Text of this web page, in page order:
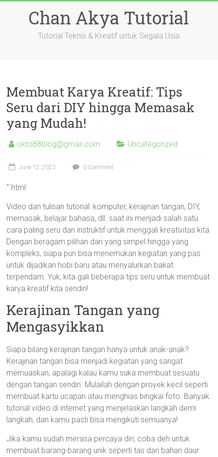
Chan Akya Tutorial
Tutorial Teknis & Kreatif untuk Segala Usia
Membuat Karya Kreatif: Tips
Seru dari DIY hingga Memasak
yang Mudah!
okto88blog@gmail.com Uncategorized
June 12, 2025 0 Comment
“`html
Video dan tulisan tutorial: komputer, kerajinan tangan, DIY,
memasak, belajar bahasa, dll. saat ini menjadi salah satu
cara paling seru dan instruktif untuk menggali kreativitas kita.
Dengan beragam pilihan dari yang simpel hingga yang
kompleks, siapa pun bisa menemukan kegiatan yang pas
untuk dijadikan hobi baru atau menyalurkan bakat
terpendam. Yuk, kita gali beberapa tips seru untuk membuat
karya kreatif kita sendiri!
Kerajinan Tangan yang
Mengasyikkan
Siapa bilang kerajinan tangan hanya untuk anak-anak?
Kerajinan tangan bisa menjadi kegiatan yang sangat
memuaskan, apalagi kalau kamu suka membuat sesuatu
dengan tangan sendiri. Mulailah dengan proyek kecil seperti
membuat kartu ucapan atau menghias bingkai foto. Banyak
tutorial video di internet yang menjelaskan langkah demi
langkah, dan kamu pasti bisa mengikuti semuanya!
Jika kamu sudah merasa percaya diri, coba deh untuk
membuat barang-barang unik seperti tas dari bahan daur